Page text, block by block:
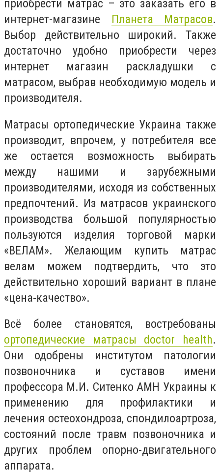
приобрести матрас – это заказать его в
интернет-магазине Планета Матрасов.
Выбор действительно широкий. Также
достаточно удобно приобрести через
интернет магазин раскладушки с
матрасом, выбрав необходимую модель и
производителя.
Матрасы ортопедические Украина также
производит, впрочем, у потребителя все
же остается возможность выбирать
между нашими и зарубежными
производителями, исходя из собственных
предпочтений. Из матрасов украинского
производства большой популярностью
пользуются изделия торговой марки
«ВЕЛАМ». Желающим купить матрас
велам можем подтвердить, что это
действительно хороший вариант в плане
«цена-качество».
Всё более становятся, востребованы
ортопедические матрасы doctor health.
Они одобрены институтом патологии
позвоночника и суставов имени
профессора М.И. Ситенко АМН Украины к
применению для профилактики и
лечения остеохондроза, спондилоартроза,
состояний после травм позвоночника и
других проблем опорно-двигательного
аппарата.